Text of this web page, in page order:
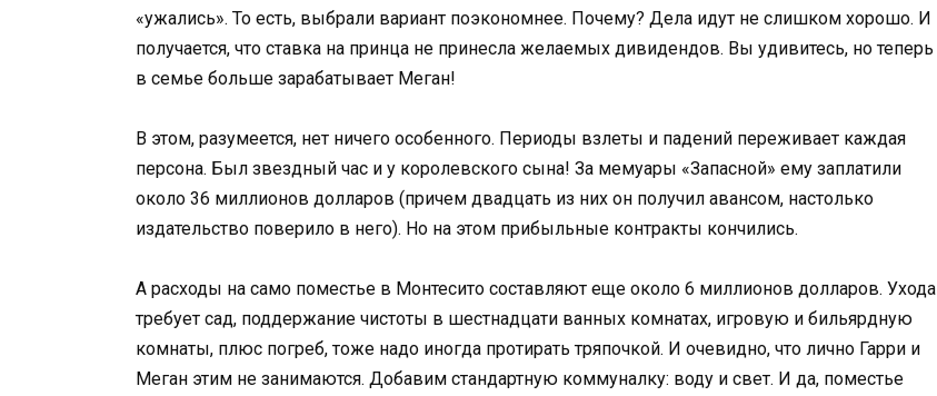
«ужались». То есть, выбрали вариант поэкономнее. Почему? Дела идут не слишком хорошо. И
получается, что ставка на принца не принесла желаемых дивидендов. Вы удивитесь, но теперь
в семье больше зарабатывает Меган!
В этом, разумеется, нет ничего особенного. Периоды взлеты и падений переживает каждая
персона. Был звездный час и у королевского сына! За мемуары «Запасной» ему заплатили
около 36 миллионов долларов (причем двадцать из них он получил авансом, настолько
издательство поверило в него). Но на этом прибыльные контракты кончились.
А расходы на само поместье в Монтесито составляют еще около 6 миллионов долларов. Ухода
требует сад, поддержание чистоты в шестнадцати ванных комнатах, игровую и бильярдную
комнаты, плюс погреб, тоже надо иногда протирать тряпочкой. И очевидно, что лично Гарри и
Меган этим не занимаются. Добавим стандартную коммуналку: воду и свет. И да, поместье